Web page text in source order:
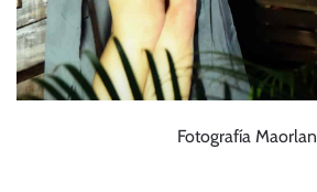
Fotografía Maorlan